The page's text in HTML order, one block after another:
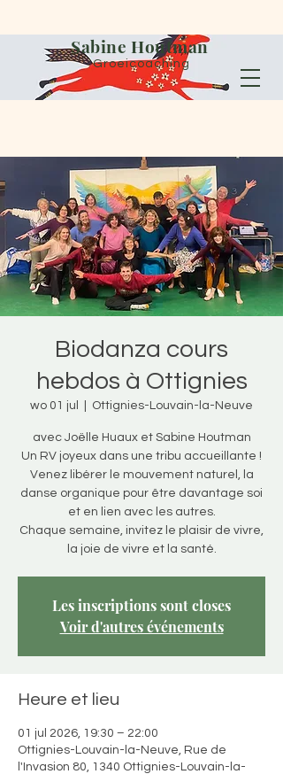
Sabine Houtman
Groeicoaching
Biodanza cours
hebdos à Ottignies
wo 01 jul Ottignies-Louvain-la-Neuve
avec Joëlle Huaux et Sabine Houtman
Un RV joyeux dans une tribu accueillante !
Venez libérer le mouvement naturel, la
danse organique pour être davantage soi
et en lien avec les autres.
Chaque semaine, invitez le plaisir de vivre,
la joie de vivre et la santé.
Les inscriptions sont closes
Voir d'autres événements
Heure et lieu
01 jul 2026, 19:30 – 22:00
Ottignies-Louvain-la-Neuve, Rue de
l'Invasion 80, 1340 Ottignies-Louvain-la-